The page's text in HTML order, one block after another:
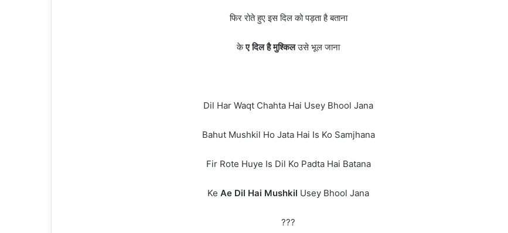
फिर रोते हुए इस दिल को पड़ता है बताना
केए दिल है मुश्किलउसे भूल जाना
Dil Har Waqt Chahta Hai Usey Bhool Jana
Bahut Mushkil Ho Jata Hai Is Ko Samjhana
Fir Rote Huye Is Dil Ko Padta Hai Batana
Ke Ae Dil Hai Mushkil Usey Bhool Jana
???